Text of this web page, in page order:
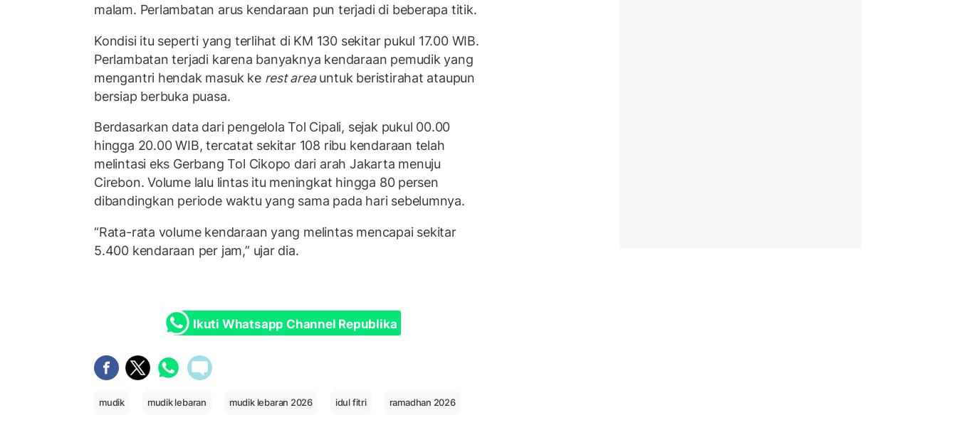
malam. Perlambatan arus kendaraan pun terjadi di beberapa titik.
Kondisi itu seperti yang terlihat di KM 130 sekitar pukul 17.00 WIB.
Perlambatan terjadi karena banyaknya kendaraan pemudik yang
mengantri hendak masuk ke rest areauntuk beristirahat ataupun
bersiap berbuka puasa.
Berdasarkan data dari pengelola Tol Cipali, sejak pukul 00.00
hingga 20.00 WIB, tercatat sekitar 108 ribu kendaraan telah
melintasi eks Gerbang Tol Cikopo dari arah Jakarta menuju
Cirebon. Volume lalu lintas itu meningkat hingga 80 persen
dibandingkan periode waktu yang sama pada hari sebelumnya.
“Rata-rata volume kendaraan yang melintas mencapai sekitar
5.400 kendaraan per jam,” ujar dia.
Ikuti Whatsapp Channel Republika
mudik mudik lebaran mudik lebaran 2026 idul fitri ramadhan 2026